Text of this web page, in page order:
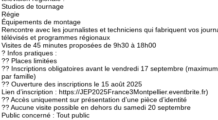
Studios de tournage
Régie
Équipements de montage
Rencontre avec les journalistes et techniciens qui fabriquent vos
télévisés et programmes régionaux
Visites de 45 minutes proposées de 9h30 à 18h00
? Infos pratiques :
?? Places limitées
?? Inscriptions obligatoires avant le vendredi 17 septembre
par famille)
?? Ouverture des inscriptions le 15 août 2025
Lien d’inscription : https://JEP2025France3Montpellier.eventbrite.fr)
?? Accès uniquement sur présentation d’une pièce d’identité
?? Aucune visite possible en dehors du samedi 20 septembre
Public concerné : Tout public